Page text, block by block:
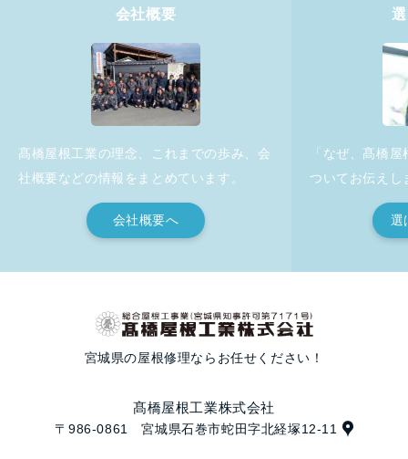
会社概要
髙橋屋根工業の理念、これまでの歩み、会
社概要などの情報をまとめています。
会社概要へ
「なぜ、髙橋
ついてお伝えし
選
宮城県の屋根修理ならお任せください！
髙橋屋根工業株式会社
〒986-0861 宮城県石巻市蛇田字北経塚12-11